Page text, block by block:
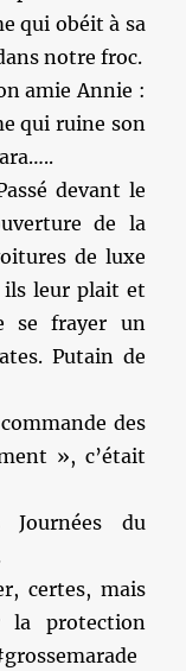
qui obéit à sa
notre froc.
amie Annie :
qui ruine son
devant le
de la
de luxe
ils leur plait et
se frayer un
Putain de
des
», c’était
du
certes, mais
la protection